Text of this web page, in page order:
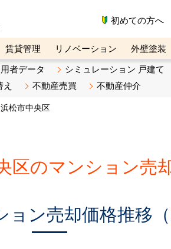
初めての方へ
賃貸管理 リノベーション 外壁塗装
ガジンBiz 不動産売却ご相談デスク
者データ
シミュレーション 戸建て
不動産売買 不動産仲介
浜松市中央区
区のマンション売
ン売却価格推移（